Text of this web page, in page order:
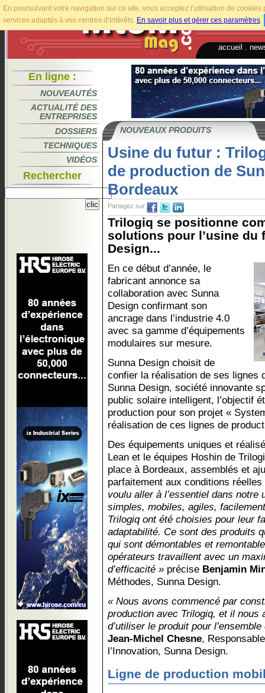
En poursuivant votre navigation sur ce site, vous acceptez l’utilisation de
services adaptés à vos centres d’intérêts. En savoir plus et gérer ces paramètres.
accueil
En ligne :
NOUVEAUTÉS
ACTUALITÉ DES
ENTREPRISES
DOSSIERS
TECHNIQUES
VIDÉOS
Rechercher
NOUVEAUX PRODUITS
Usine du futur :
de production de
Bordeaux
Partagez sur
Trilogiq se positionne
solutions pour l’usine du
Design...
En ce début d’année, le
fabricant annonce sa
collaboration avec Sunna
Design confirmant son
ancrage dans l’industrie 4.0
avec sa gamme d’équipements
modulaires sur mesure.
Sunna Design choisit de
confier la réalisation de ses lignes
Sunna Design, société innovante
public solaire intelligent, l’objectif
production pour son projet «
réalisation de ces lignes de
Des équipements uniques et
Lean et le équipes Hoshin de
place à Bordeaux, assemblés et
parfaitement aux conditions
voulu aller à l’essentiel dans
simples, mobiles, agiles,
Trilogiq ont été choisies pour leur
adaptabilité. Ce sont des produits
qui sont démontables et
opérateurs travaillent avec un
d’efficacité » précise Benjamin
Méthodes, Sunna Design.
« Nous avons commencé par
production avec Trilogiq, et il nous
d’utiliser le produit pour
Jean-Michel Chesne,
l’Innovation, Sunna Design.
Ligne de production